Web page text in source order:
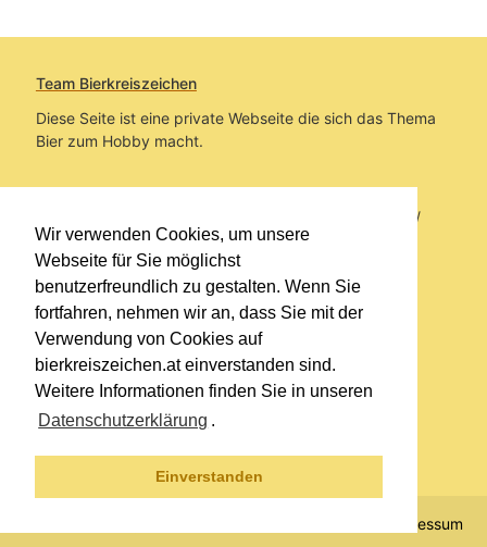
Wir verwenden Cookies, um unsere
Webseite für Sie möglichst
benutzerfreundlich zu gestalten. Wenn Sie
fortfahren, nehmen wir an, dass Sie mit der
Verwendung von Cookies auf
bierkreiszeichen.at einverstanden sind.
Weitere Informationen finden Sie in unseren
Datenschutzerklärung .
Einverstanden
Team Bierkreiszeichen
Diese Seite ist eine private Webseite die sich das Thema
Bier zum Hobby macht.
Sie befinden sich auf https://www.bierkreiszeichen.at/
im Pfad:Übers Bier/Biersorten
Erstellt: 2013-05-10
Links
Impressum
Datenschutzerklärung
Impressum